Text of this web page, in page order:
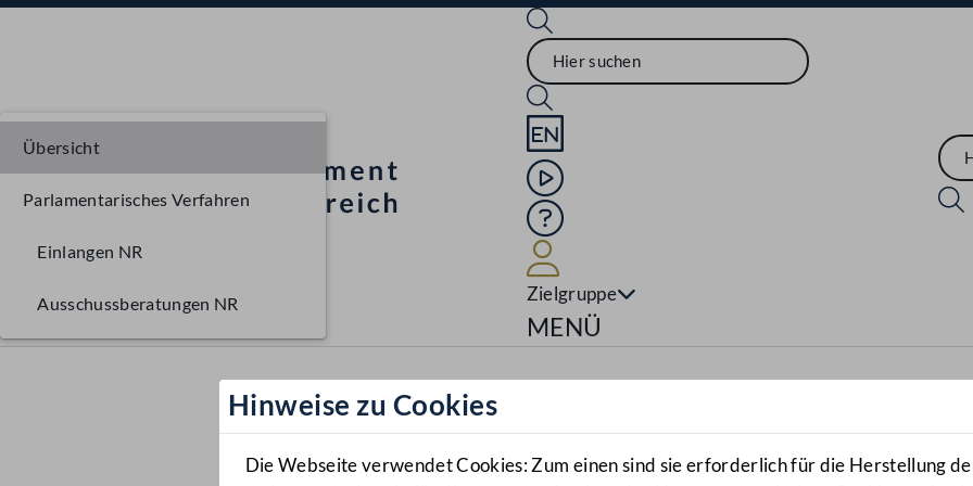
Sprache English
Mediathek
Hilfe
Zielgruppe
Navigationsmenü öffnen
MENÜ
Hinweise zu Cookies
Die Webseite verwendet Cookies: Zum einen sind sie erforderlich für die Herstellung
Übersicht
Parlamentarisches Verfahren
Einlangen NR
Ausschussberatungen NR